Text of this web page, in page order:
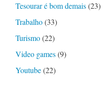
Tesourar é bom demais(23)
Trabalho(33)
Turismo(22)
Video games(9)
Youtube(22)